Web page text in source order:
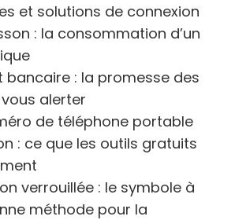
et solutions de connexion
: la consommation d’un
bancaire : la promesse des
alerter
de téléphone portable
: ce que les outils gratuits
verrouillée : le symbole à
méthode pour la